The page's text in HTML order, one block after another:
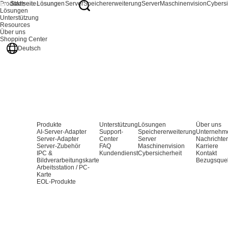
Produkte
Lösungen
Unterstützung
Resources
Über uns
Shopping Center
Deutsch
StartseiteLösungenServerSpeichererweiterungServerMaschinenvision
Produkte
AI-Server-Adapter
Server-Adapter
Server-Zubehör
IPC &
Bildverarbeitungskarte
Arbeitsstation / PC-
Karte
EOL-Produkte
Unterstützung
Support-
Center
FAQ
Kundendienst
Lösungen
Speichererweiterung
Server
Maschinenvision
Cybersicherheit
Über uns
Karriere
Kontakt